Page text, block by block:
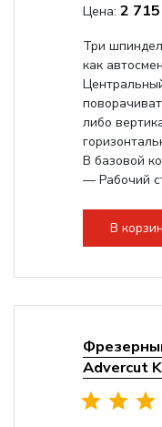
Цена: 2
Три
как
либо
В базовой
— Рабочий
В
Advercut